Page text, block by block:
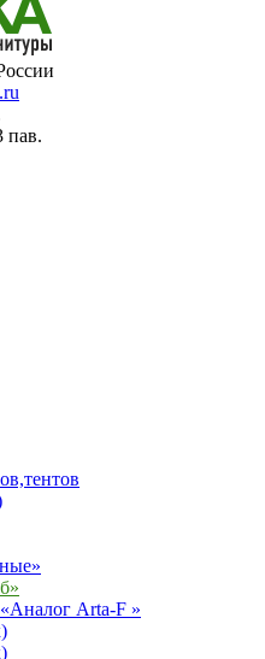
пав.
Arta-F »